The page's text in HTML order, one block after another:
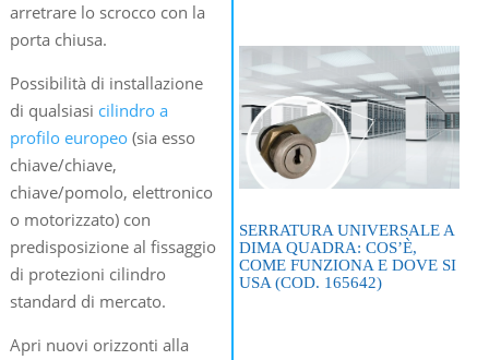
arretrare lo scrocco con la
porta chiusa.
Possibilità di installazione
di qualsiasi cilindro a
profilo europeo (sia esso
chiave/chiave,
chiave/pomolo, elettronico
o motorizzato) con
predisposizione al fissaggio
di protezioni cilindro
standard di mercato.
Apri nuovi orizzonti alla
SERRATURA UNIVERSALE A
DIMA QUADRA: COS’È,
COME FUNZIONA E DOVE SI
USA (COD. 165642)